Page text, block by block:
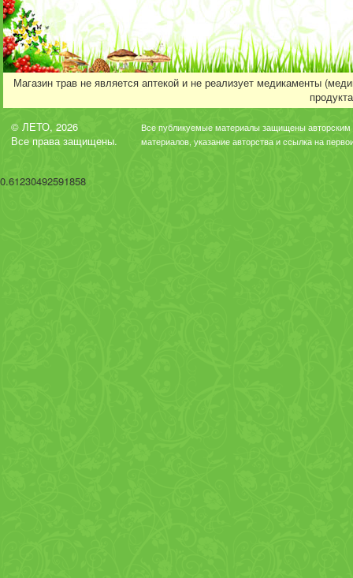
Магазин трав не является аптекой и не реализует медикаменты
© ЛЕТО, 2026
Все права защищены.
Все публикуемые материалы защищены авторским
материалов, указание авторства и ссылка на
0.61230492591858